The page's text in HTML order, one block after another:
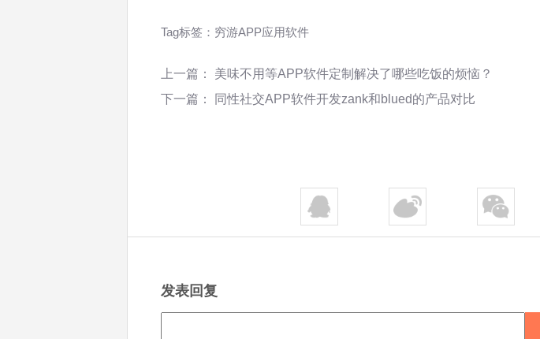
Tag标签： 穷游APP应用软件
上一篇： 美味不用等APP软件定制解决了哪些吃饭的烦恼？
下一篇：
同性社交APP软件开发zank和blued的产品对比
发表回复